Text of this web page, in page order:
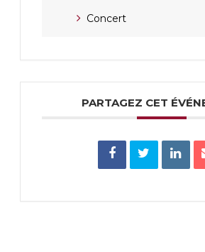
Concert
PARTAGEZ CET